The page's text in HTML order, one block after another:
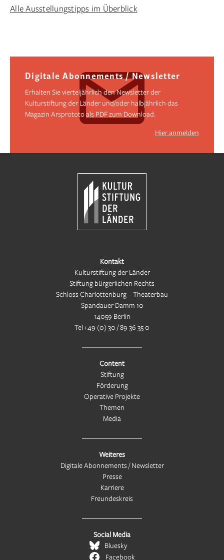
Alle Ausstellungstipps im Überblick
Digitale Abonnements / Newsletter
Erhalten Sie vierteljährlich den Newsletter der
Kulturstiftung der Länder und/oder halbjährlich das
Magazin Arsprototo als PDF zum Download.
Hier anmelden
Kontakt
Kulturstiftung der Länder
Stiftung bürgerlichen Rechts
Schloss Charlottenburg – Theaterbau
Spandauer Damm 10
14059 Berlin
Tel+49 (0) 30 / 89 36 35 0
Content
Stiftung
Förderung
Operative Projekte
Themen
Media
Weiteres
Digitale Abonnements / Newsletter
Presse
Karriere
Freundeskreis
Social Media
Bluesky
Facebook